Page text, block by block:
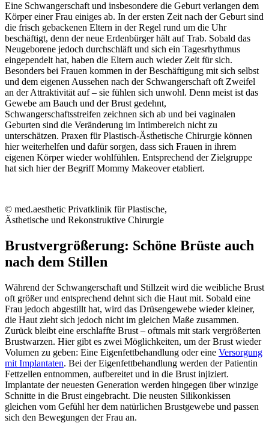
Eine Schwangerschaft und insbesondere die Geburt verlangen dem
Körper einer Frau einiges ab. In der ersten Zeit nach der Geburt sind
die frisch gebackenen Eltern in der Regel rund um die Uhr
beschäftigt, denn der neue Erdenbürger hält auf Trab. Sobald das
Neugeborene jedoch durchschläft und sich ein Tagesrhythmus
eingependelt hat, haben die Eltern auch wieder Zeit für sich.
Besonders bei Frauen kommen in der Beschäftigung mit sich selbst
und dem eigenen Aussehen nach der Schwangerschaft oft Zweifel
an der Attraktivität auf – sie fühlen sich unwohl. Denn meist ist das
Gewebe am Bauch und der Brust gedehnt,
Schwangerschaftsstreifen zeichnen sich ab und bei vaginalen
Geburten sind die Veränderung im Intimbereich nicht zu
unterschätzen. Praxen für Plastisch-Ästhetische Chirurgie können
hier weiterhelfen und dafür sorgen, dass sich Frauen in ihrem
eigenen Körper wieder wohlfühlen. Entsprechend der Zielgruppe
hat sich hier der Begriff Mommy Makeover etabliert.
© med.aesthetic Privatklinik für Plastische,
Ästhetische und Rekonstruktive Chirurgie
Brustvergrößerung: Schöne Brüste auch
nach dem Stillen
Während der Schwangerschaft und Stillzeit wird die weibliche Brust
oft größer und entsprechend dehnt sich die Haut mit. Sobald eine
Frau jedoch abgestillt hat, wird das Drüsengewebe wieder kleiner,
die Haut zieht sich jedoch nicht im gleichen Maße zusammen.
Zurück bleibt eine erschlaffte Brust – oftmals mit stark vergrößerten
Brustwarzen. Hier gibt es zwei Möglichkeiten, um der Brust wieder
Volumen zu geben: Eine Eigenfettbehandlung oder eine Versorgung
mit Implantaten. Bei der Eigenfettbehandlung werden der Patientin
Fettzellen entnommen, aufbereitet und in die Brust injiziert.
Implantate der neuesten Generation werden hingegen über winzige
Schnitte in die Brust eingebracht. Die neusten Silikonkissen
gleichen vom Gefühl her dem natürlichen Brustgewebe und passen
sich den Bewegungen der Frau an.